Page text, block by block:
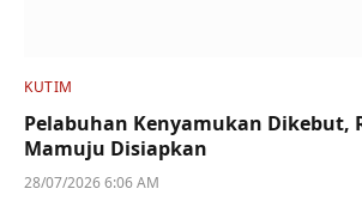
KUTIM
Pelabuhan Kenyamukan Dikebut,
Mamuju Disiapkan
28/07/2026 6:06 AM